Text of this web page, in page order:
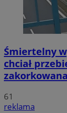
Śmiertelny
chciał
61
reklama